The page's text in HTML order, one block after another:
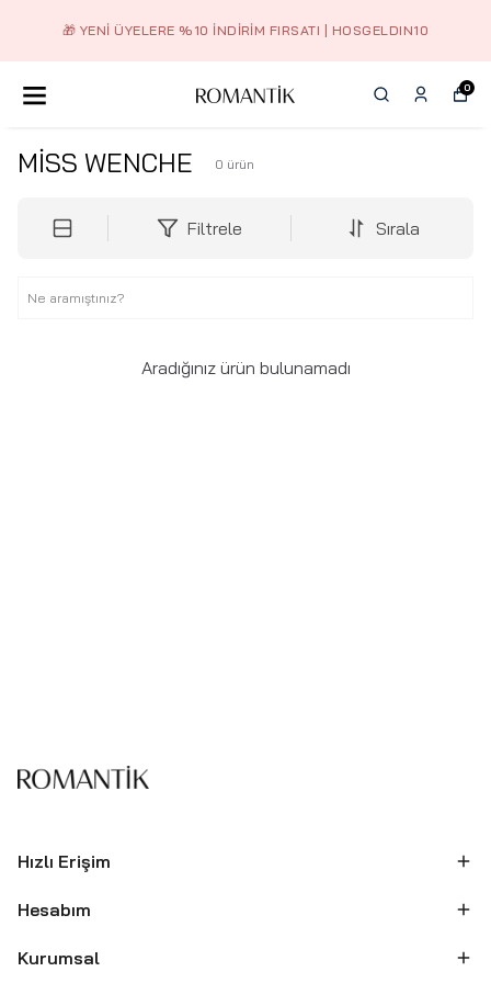
🎁 YENI ÜYELERE %10 İNDIRIM FIRSATI | HOSGELDIN10
0
MİSS WENCHE 0 ürün
Filtrele Sırala
Aradığınız ürün bulunamadı
Hızlı Erişim
Hesabım
Kurumsal